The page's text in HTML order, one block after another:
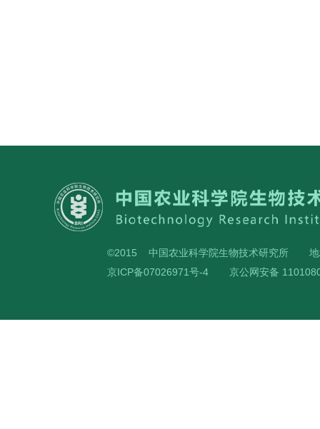
©2015 中国农业科学院生物技术研究所
京ICP备07026971号-4
京公网安备